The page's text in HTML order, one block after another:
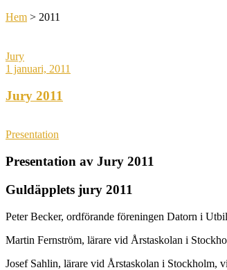
Hem > 2011
Jury
1 januari, 2011
Jury 2011
Presentation
Presentation av Jury 2011
Guldäpplets jury 2011
Peter Becker, ordförande föreningen Datorn i
Martin Fernström, lärare vid Årstaskolan i
Josef Sahlin, lärare vid Årstaskolan i Stockholm,